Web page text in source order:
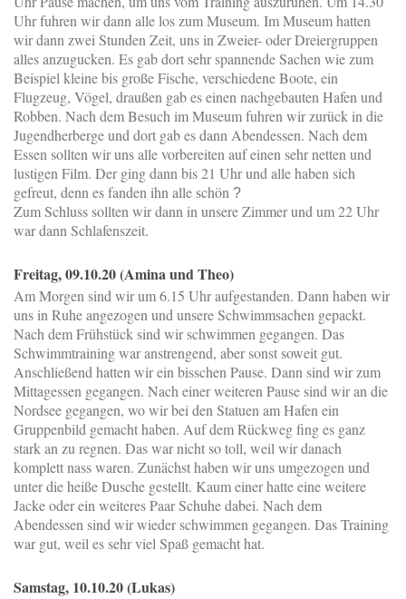
Uhr fuhren wir dann alle los zum Museum. Im Museum hatten
wir dann zwei Stunden Zeit, uns in Zweier- oder Dreiergruppen
alles anzugucken. Es gab dort sehr spannende Sachen wie zum
Beispiel kleine bis große Fische, verschiedene Boote, ein
Flugzeug, Vögel, draußen gab es einen nachgebauten Hafen und
Robben. Nach dem Besuch im Museum fuhren wir zurück in die
Jugendherberge und dort gab es dann Abendessen. Nach dem
Essen sollten wir uns alle vorbereiten auf einen sehr netten und
lustigen Film. Der ging dann bis 21 Uhr und alle haben sich
gefreut, denn es fanden ihn alle schön ?
Zum Schluss sollten wir dann in unsere Zimmer und um 22 Uhr
war dann Schlafenszeit.
Freitag, 09.10.20 (Amina und Theo)
Am Morgen sind wir um 6.15 Uhr aufgestanden. Dann haben wir
uns in Ruhe angezogen und unsere Schwimmsachen gepackt.
Nach dem Frühstück sind wir schwimmen gegangen. Das
Schwimmtraining war anstrengend, aber sonst soweit gut.
Anschließend hatten wir ein bisschen Pause. Dann sind wir zum
Mittagessen gegangen. Nach einer weiteren Pause sind wir an die
Nordsee gegangen, wo wir bei den Statuen am Hafen ein
Gruppenbild gemacht haben. Auf dem Rückweg fing es ganz
stark an zu regnen. Das war nicht so toll, weil wir danach
komplett nass waren. Zunächst haben wir uns umgezogen und
unter die heiße Dusche gestellt. Kaum einer hatte eine weitere
Jacke oder ein weiteres Paar Schuhe dabei. Nach dem
Abendessen sind wir wieder schwimmen gegangen. Das Training
war gut, weil es sehr viel Spaß gemacht hat.
Samstag, 10.10.20 (Lukas)